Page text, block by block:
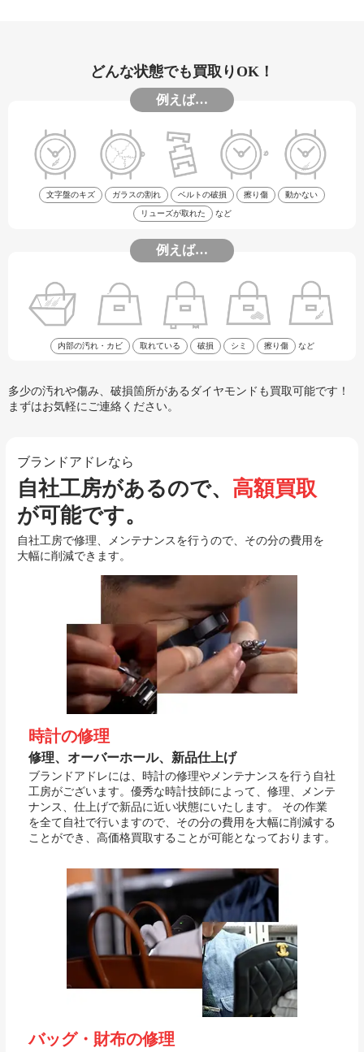
どんな状態でも買取りOK！
例えば…
文字盤のキズ ガラスの割れ ベルトの破損 擦り傷 動かない
リューズが取れた など
例えば…
内部の汚れ・カビ 取れている 破損 シミ 擦り傷 など
多少の汚れや傷み、破損箇所があるダイヤモンドも買取可能です！
まずはお気軽にご連絡ください。
ブランドアドレなら
自社工房があるので、 高額買取
が可能です。
自社工房で修理、メンテナンスを行うので、その分の費用を
大幅に削減できます。
時計の修理
修理、オーバーホール、新品仕上げ
ブランドアドレには、時計の修理やメンテナンスを行う自社
工房がございます。優秀な時計技師によって、修理、メンテ
ナンス、仕上げで新品に近い状態にいたします。 その作業
を全て自社で行いますので、その分の費用を大幅に削減する
ことができ、高価格買取することが可能となっております。
バッグ・財布の修理